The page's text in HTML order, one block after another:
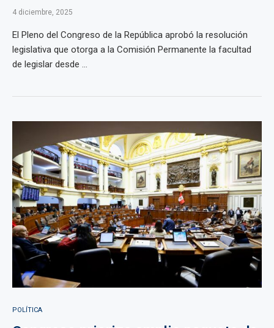
4 diciembre, 2025
El Pleno del Congreso de la República aprobó la resolución
legislativa que otorga a la Comisión Permanente la facultad
de legislar desde ...
POLÍTICA